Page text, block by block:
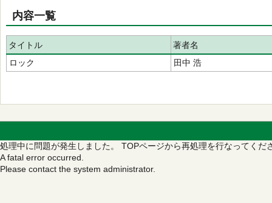
内容一覧
タイトル
著者名
ロック
田中 浩
処理中に問題が発生しました。 TOPページから再処理を行なってくだ
A fatal error occurred.
Please contact the system administrator.